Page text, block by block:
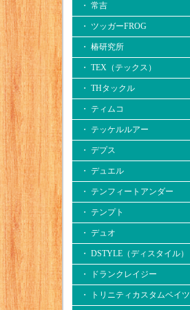
・ 常吉
・ ツッガーFROG
・ 椿研究所
・ TEX（テックス）
・ THタックル
・ ティムコ
・ テッケルルアー
・ デプス
・ デュエル
・ テンフィートアンダー
・ テンプト
・ デュオ
・ DSTYLE（ディスタイル）
・ ドランクレイジー
・ トリニティカスタムベイツ